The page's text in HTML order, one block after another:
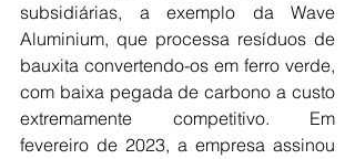
subsidiárias, a exemplo da Wave
Aluminium, que processa resíduos de
bauxita convertendo-os em ferro verde,
com baixa pegada de carbono a custo
extremamente competitivo. Em
fevereiro de 2023, a empresa assinou